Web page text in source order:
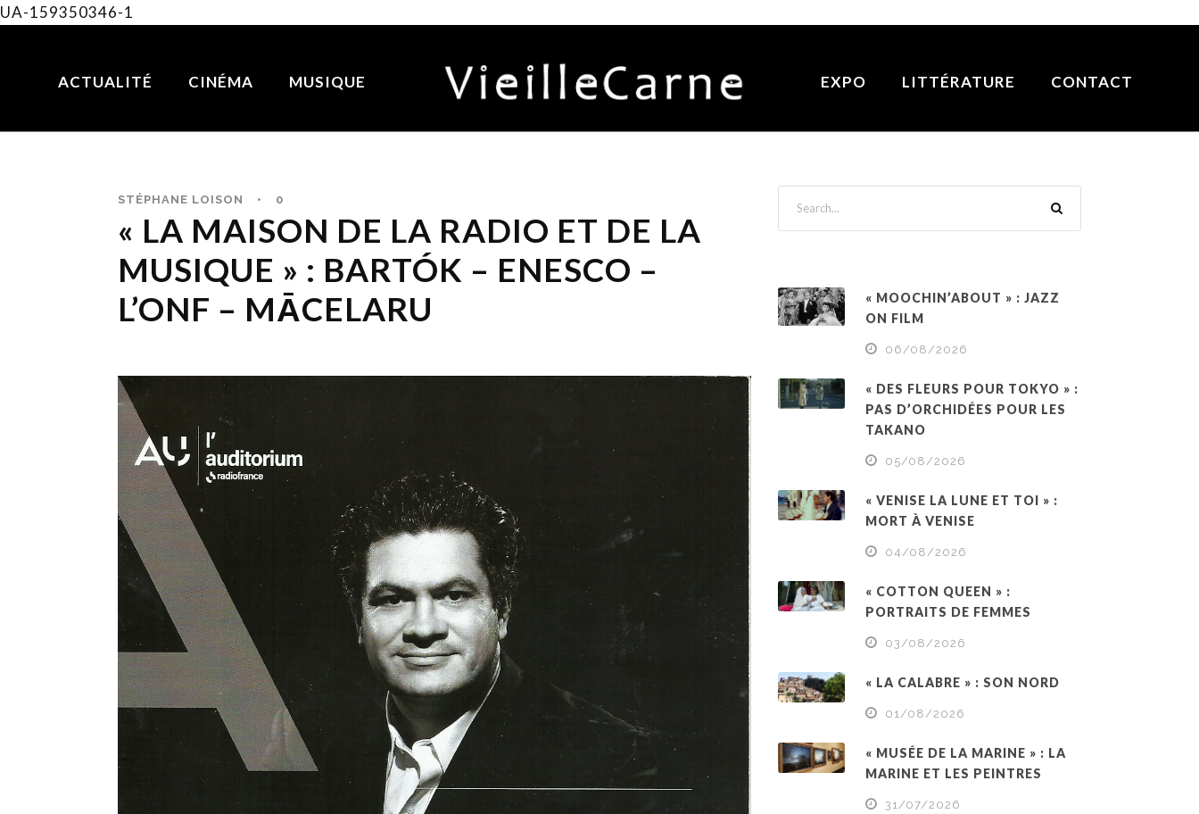
UA-159350346-1
ACTUALITÉ CINÉMA MUSIQUE EXPO LITTÉRATURE CONTACT
STÉPHANE LOISON • 0
« LA MAISON DE LA RADIO ET DE LA
MUSIQUE » : BARTÓK – ENESCO –
L’ONF – MĀCELARU
« MOOCHIN’ABOUT » : JAZZ
ON FILM
06/08/2026
« DES FLEURS POUR TOKYO » :
PAS D’ORCHIDÉES POUR LES
TAKANO
05/08/2026
« VENISE LA LUNE ET TOI » :
MORT À VENISE
04/08/2026
« COTTON QUEEN » :
PORTRAITS DE FEMMES
03/08/2026
« LA CALABRE » : SON NORD
01/08/2026
« MUSÉE DE LA MARINE » : LA
MARINE ET LES PEINTRES
31/07/2026